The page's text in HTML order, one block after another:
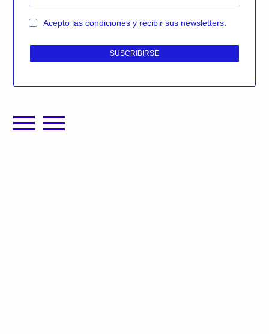
Acepto las condiciones y recibir sus newsletters.
SUSCRIBIRSE